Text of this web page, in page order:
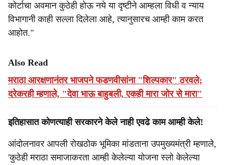
कोर्टाचा अवमान कुठेही होऊ नये या दृष्टीने आम्हला विधी व न्याय
विभागानी काही सल्ला दिलेला आहे, त्यानुसारच आम्ही काम करत
आहोत."
Also Read
मराठा आरक्षणानंतर भाजपने फडणवीसांना "शिल्पकार" ठरवले;
दरेकरही म्हणाले, "देवा भाऊ बाहुबली, एकही मारा जोर से मारा"
इतिहासात कोणत्याही सरकारने केले नाही एवढे काम आम्ही केले!
आंदोलनावर आपली रोखठोक भूमिका मांडताना उपमुख्यमंत्री म्हणाले,
'कुठेही मराठा समाजाकरता आम्ही केलेल्या योजना स्लो केलेल्या